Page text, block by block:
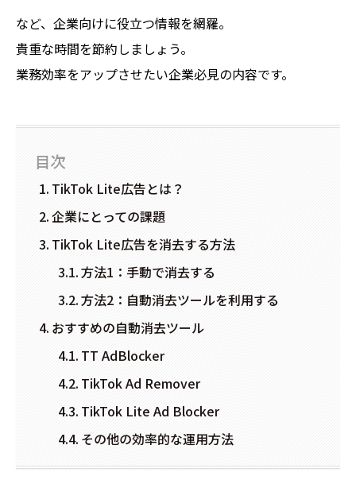
など、企業向けに役立つ情報を網羅。
貴重な時間を節約しましょう。
業務効率をアップさせたい企業必見の内容です。
目次
TikTok Lite広告とは？
企業にとっての課題
TikTok Lite広告を消去する方法
方法1：手動で消去する
方法2：自動消去ツールを利用する
おすすめの自動消去ツール
TT AdBlocker
TikTok Ad Remover
TikTok Lite Ad Blocker
その他の効率的な運用方法